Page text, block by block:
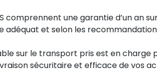
comprennent une garantie d’un an
adéquat et selon les
sur le transport pris est en charge
sécuritaire et efficace de vos